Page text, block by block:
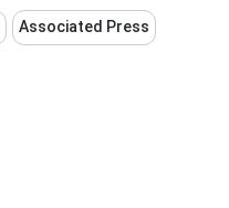
Associated Press